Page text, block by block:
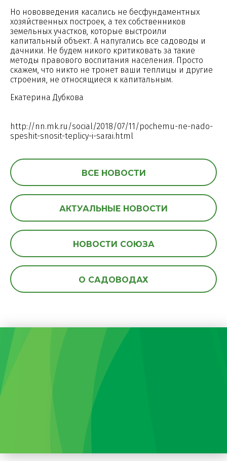
Но нововведения касались не бесфундаментных
хозяйственных построек, а тех собственников
земельных участков, которые выстроили
капитальный объект. А напугались все садоводы и
дачники. Не будем никого критиковать за такие
методы правового воспитания населения. Просто
скажем, что никто не тронет ваши теплицы и другие
строения, не относящиеся к капитальным.
Екатерина Дубкова
http://nn.mk.ru/social/2018/07/11/pochemu-ne-nado-
speshit-snosit-teplicy-i-sarai.html
ВСЕ НОВОСТИ
АКТУАЛЬНЫЕ НОВОСТИ
НОВОСТИ СОЮЗА
О САДОВОДАХ